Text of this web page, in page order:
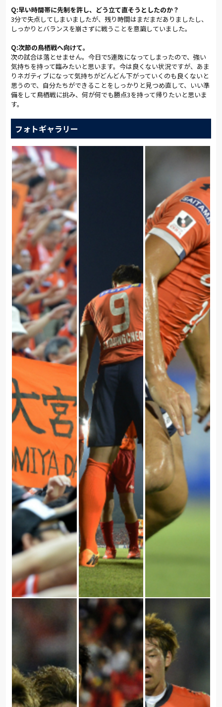
(総評:戸塚啓／写真:早草紀子)
Q:早い時間帯に先制を許し、どう立て直そうとしたのか？
3分で失点してしまいましたが、残り時間はまだまだありましたし、
しっかりとバランスを崩さずに戦うことを意識していました。
Q:次節の鳥栖戦へ向けて。
次の試合は落とせません。今日で5連敗になってしまったので、強い
気持ちを持って臨みたいと思います。今は良くない状況ですが、あま
りネガティブになって気持ちがどんどん下がっていくのも良くないと
思うので、自分たちができることをしっかりと見つめ直して、いい準
備をして鳥栖戦に挑み、何が何でも勝点3を持って帰りたいと思いま
す。
フォトギャラリー